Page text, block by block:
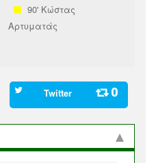
90' Κώστας
Αρτυματάς
Twitter 0